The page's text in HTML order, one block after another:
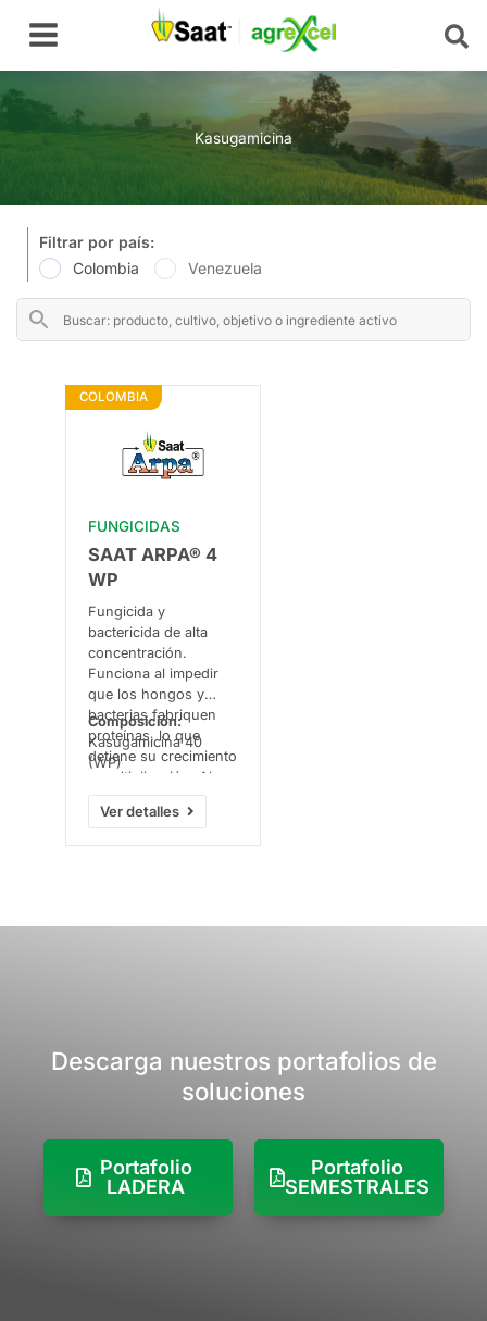
Main
Menu
Kasugamicina
Filtrar por país:
Colombia
Venezuela
COLOMBIA
FUNGICIDAS
SAAT ARPA® 4
WP
Fungicida y
bactericida de alta
concentración.
Funciona al impedir
que los hongos y
bacterias fabriquen
proteínas, lo que
detiene su crecimiento
y multiplicación. Al
controlar las
bacterias, las plantas
Composición:
Kasugamicina 40
(WP)
Ver detalles
Descarga nuestros portafolios de
soluciones
Portafolio
LADERA
Portafolio
SEMESTRALES